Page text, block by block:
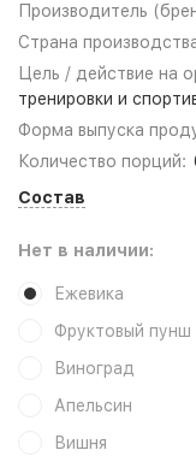
Производитель
Страна
Цель / действие на
тренировки и
Форма выпуска
Количество порций:
Состав
Нет в наличии:
Ежевика
Фруктовый пунш
Виноград
Апельсин
Вишня